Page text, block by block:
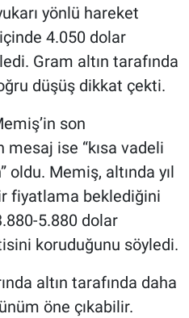
yönlü hareket
4.050 dolar
Gram altın tarafında
düşüş dikkat çekti.
son
mesaj ise “kısa vadeli
oldu. Memiş, altında yıl
fiyatlama beklediğini
5.880 dolar
koruduğunu söyledi.
altın tarafında daha
öne çıkabilir.